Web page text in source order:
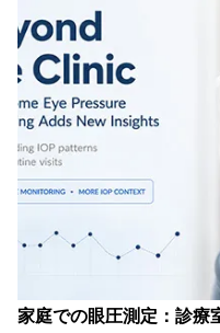
家庭での眼圧測定：診療